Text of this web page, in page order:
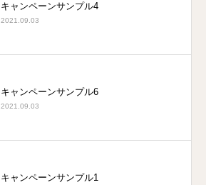
キャンペーンサンプル4
2021.09.03
キャンペーンサンプル6
2021.09.03
キャンペーンサンプル1